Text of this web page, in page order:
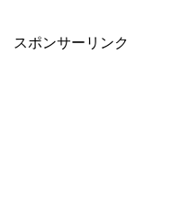
スポンサーリンク